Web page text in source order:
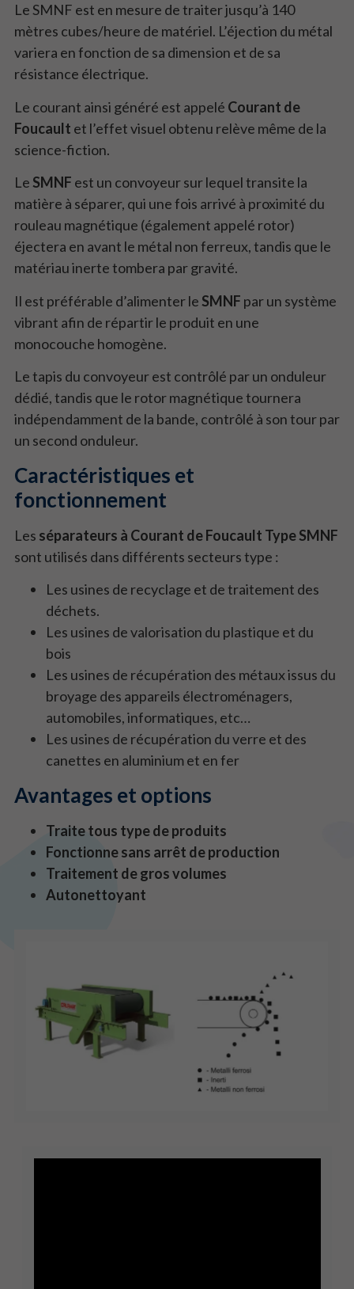
Le SMNF est en mesure de traiter jusqu’à 140
mètres cubes/heure de matériel. L’éjection du métal
variera en fonction de sa dimension et de sa
résistance électrique.
Le courant ainsi généré est appelé Courant de
Foucault et l’effet visuel obtenu relève même de la
science-fiction.
Le SMNF est un convoyeur sur lequel transite la
matière à séparer, qui une fois arrivé à proximité du
rouleau magnétique (également appelé rotor)
éjectera en avant le métal non ferreux, tandis que le
matériau inerte tombera par gravité.
Il est préférable d’alimenter le SMNF par un système
vibrant afin de répartir le produit en une
monocouche homogène.
Le tapis du convoyeur est contrôlé par un onduleur
dédié, tandis que le rotor magnétique tournera
indépendamment de la bande, contrôlé à son tour par
un second onduleur.
Caractéristiques et
fonctionnement
Les séparateurs à Courant de Foucault Type SMNF
sont utilisés dans différents secteurs type :
Les usines de recyclage et de traitement des
déchets.
Les usines de valorisation du plastique et du
bois
Les usines de récupération des métaux issus du
broyage des appareils électroménagers,
automobiles, informatiques, etc…
Les usines de récupération du verre et des
canettes en aluminium et en fer
Avantages et options
Traite tous type de produits
Fonctionne sans arrêt de production
Traitement de gros volumes
Autonettoyant